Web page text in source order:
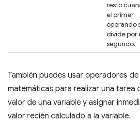
resto
el primer
operando
divide por
segundo.
También puedes usar operadores
matemáticas para realizar una tarea
valor de una variable y asignar
valor recién calculado a la variable.